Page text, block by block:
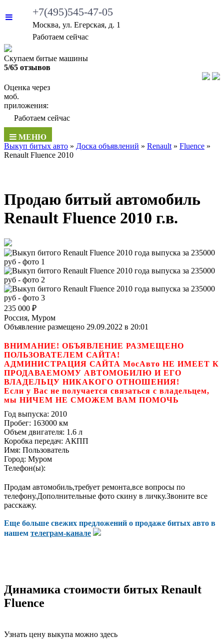
+7(495)545-47-05
Москва, ул. Егерская, д. 1
Работаем сейчас
Скупаем битые машины
5/65 отзывов
Оценка через
моб.
приложения:
Работаем сейчас
МЕНЮ
Выкуп битых авто » Доска объявлений » Renault » Fluence »
Renault Fluence 2010
Продаю битый автомобиль
Renault Fluence 2010 г.в.
235 000 ₽
Россия, Муром
Объявление размещено 29.09.2022 в 20:01
ВНИМАНИЕ! ОБЪЯВЛЕНИЕ РАЗМЕЩЕНО
ПОЛЬЗОВАТЕЛЕМ САЙТА!
АДМИНИСТРАЦИЯ САЙТА МосАвто НЕ ИМЕЕТ К
ПРОДАВАЕМОМУ АВТОМОБИЛЮ И ЕГО
ВЛАДЕЛЬЦУ НИКАКОГО ОТНОШЕНИЯ!
Если у Вас не получается связаться с владельцем,
мы НИЧЕМ НЕ СМОЖЕМ ВАМ ПОМОЧЬ
Год выпуска: 2010
Пробег: 163000 км
Объем двигателя: 1.6 л
Коробка передач: АКПП
Имя: Пользователь
Город: Муром
Телефон(ы):
Продам автомобиль,требует ремонта,все вопросы по
телефону.Дополнительные фото скину в личку.Звоните все
расскажу.
Еще больше свежих предложений о продаже битых авто в
нашем телеграм-канале
Динамика стоимости битых Renault
Fluence
Узнать цену выкупа можно здесь